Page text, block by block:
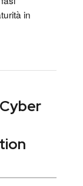
in